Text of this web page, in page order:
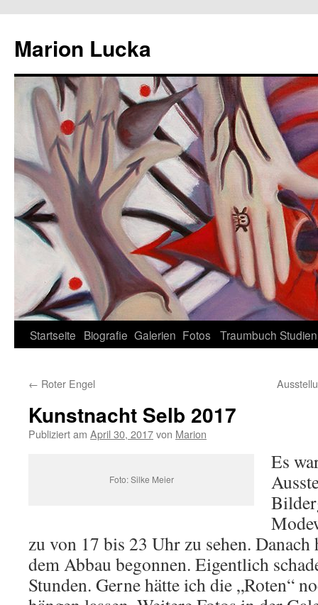
Marion Lucka
Zum
springen
Startseite Biografie Galerien Fotos Traumbuch Studien
← Roter Engel
Kunstnacht Selb 2017
Publiziert am April 30, 2017von Marion
Foto: Silke Meier
Es
zu von 17 bis 23 Uhr zu sehen.
dem Abbau begonnen. Eigentlich
Stunden. Gerne hätte ich die „Roten“